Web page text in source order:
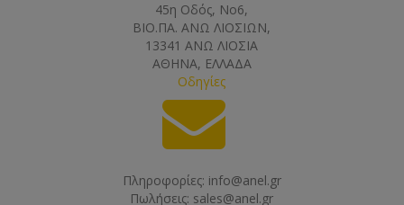
45η Οδός, Νο6,
ΒΙΟ.ΠΑ. ΑΝΩ ΛΙΟΣΙΩΝ,
13341 ΑΝΩ ΛΙΟΣΙΑ
ΑΘΗΝΑ, ΕΛΛΑΔΑ
Οδηγίες
Πληροφορίες: info@anel.gr
Πωλήσεις: sales@anel.gr